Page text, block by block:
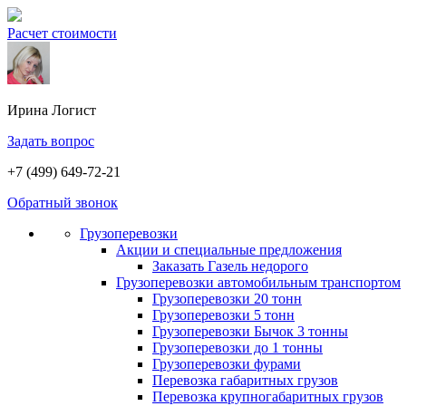
Расчет стоимости
Ирина Логист
Задать вопрос
+7 (499) 649-72-21
Обратный звонок
Грузоперевозки
Акции и специальные предложения
Заказать Газель недорого
Грузоперевозки автомобильным транспортом
Грузоперевозки 20 тонн
Грузоперевозки 5 тонн
Грузоперевозки Бычок 3 тонны
Грузоперевозки до 1 тонны
Грузоперевозки фурами
Перевозка габаритных грузов
Перевозка крупногабаритных грузов